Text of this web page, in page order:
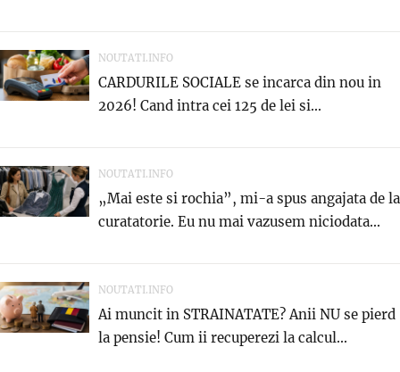
NOUTATI.INFO
CARDURILE SOCIALE se incarca din nou in
2026! Cand intra cei 125 de lei si...
NOUTATI.INFO
„Mai este si rochia”, mi-a spus angajata de la
curatatorie. Eu nu mai vazusem niciodata...
NOUTATI.INFO
Ai muncit in STRAINATATE? Anii NU se pierd
la pensie! Cum ii recuperezi la calcul...